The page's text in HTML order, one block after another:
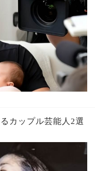
カップル芸能人2選